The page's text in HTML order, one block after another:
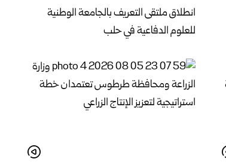
انطلاق ملتقى التعريف بالجامعة الوطنية
للعلوم الدفاعية في حلب